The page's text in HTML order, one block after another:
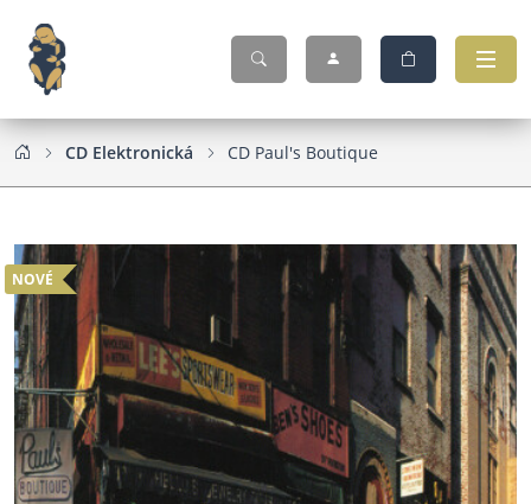
CD Elektronická CD Paul's Boutique
NOVÉ